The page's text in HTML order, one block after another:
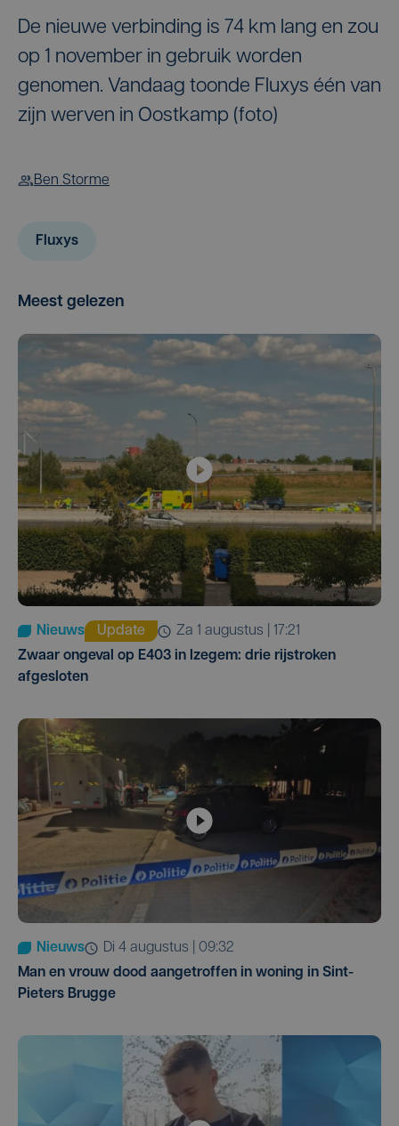
De nieuwe verbinding is 74 km lang en zou
op 1 november in gebruik worden
genomen. Vandaag toonde Fluxys één van
zijn werven in Oostkamp (foto)
Ben Storme
Fluxys
Meest gelezen
Nieuws Update
za 1 augustus | 17:21
Zwaar ongeval op E403 in Izegem: drie rijstroken
afgesloten
Nieuws
di 4 augustus | 09:32
Man en vrouw dood aangetroffen in woning in Sint-
Pieters Brugge